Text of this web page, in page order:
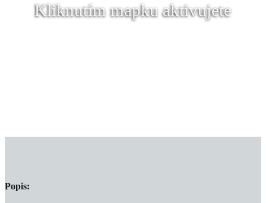
Kliknutím mapku aktivujete
Popis: